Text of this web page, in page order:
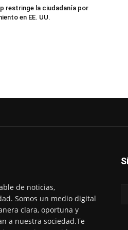
restringe la ciudadanía por
en EE. UU.
de noticias,
Somos un medio digital
clara, oportuna y
a nuestra sociedad.Te